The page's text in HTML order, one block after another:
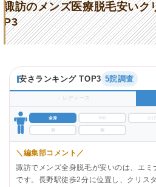
諏訪のメンズ医療脱毛安いク
P3
安さランキング TOP3 5院調査
♀ レディース
全身 VIO ひげ
脚
＼編集部コメント／
諏訪でメンズ全身脱毛が安いのは、エ
です。長野駅徒歩2分に位置し、クリス